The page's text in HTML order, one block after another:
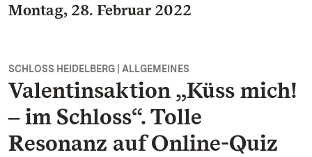
Montag, 28. Februar 2022
SCHLOSS HEIDELBERG | ALLGEMEINES
Valentinsaktion „Küss mich!
‒ im Schloss“. Tolle
Resonanz auf Online-Quiz